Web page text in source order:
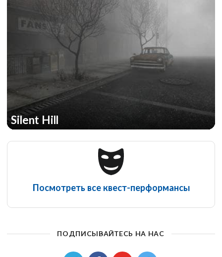
Silent Hill
Посмотреть все квест-перформансы
ПОДПИСЫВАЙТЕСЬ НА НАС